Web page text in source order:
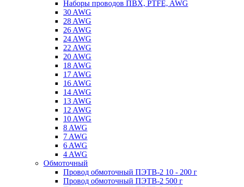
Наборы проводов ПВХ, PTFE, AWG
30 AWG
28 AWG
26 AWG
24 AWG
22 AWG
20 AWG
18 AWG
17 AWG
16 AWG
14 AWG
13 AWG
12 AWG
10 AWG
8 AWG
7 AWG
6 AWG
4 AWG
Обмоточный
Провод обмоточный ПЭТВ-2 10 - 200 г
Провод обмоточный ПЭТВ-2 500 г